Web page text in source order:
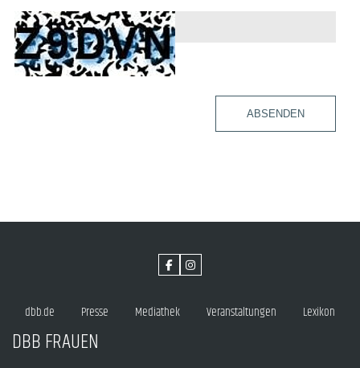
ABSENDEN
dbb.de Presse Mediathek Veranstaltungen Lexikon
DBB FRAUEN